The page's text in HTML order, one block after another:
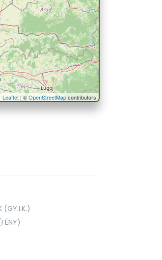
Leaflet | ©OpenStreetMapcontributors
(GY.I.K.)